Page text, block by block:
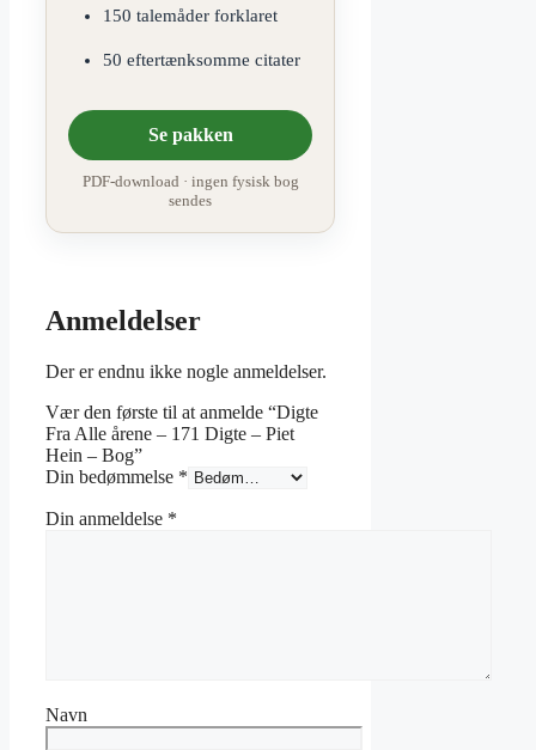
150 talemåder forklaret
50 eftertænksomme citater
Se pakken
PDF-download · ingen fysisk bog
sendes
Anmeldelser
Der er endnu ikke nogle anmeldelser.
Vær den første til at anmelde “Digte
Fra Alle årene – 171 Digte – Piet
Hein – Bog”
Din bedømmelse *
Din anmeldelse *
Navn